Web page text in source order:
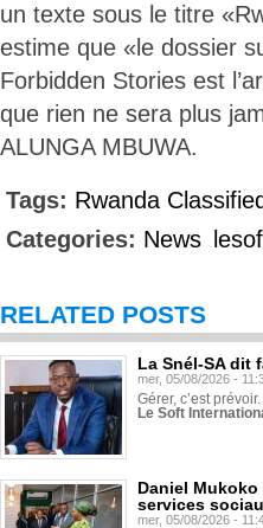
un texte sous le titre
estime que «le dossier
Forbidden Stories est
que rien ne sera plus
ALUNGA MBUWA.
Tags: Rwanda Classified
Categories: News
RELATED POSTS
La Snél-SA dit
mer, 05/08/2026 -
Gérer, c’est
Le Soft
Daniel
services
mer, 05/08/2026 -